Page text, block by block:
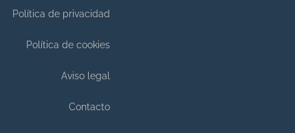
Política de privacidad
Política de cookies
Aviso legal
Contacto